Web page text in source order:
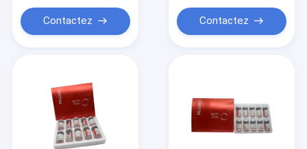
Contactez Contactez